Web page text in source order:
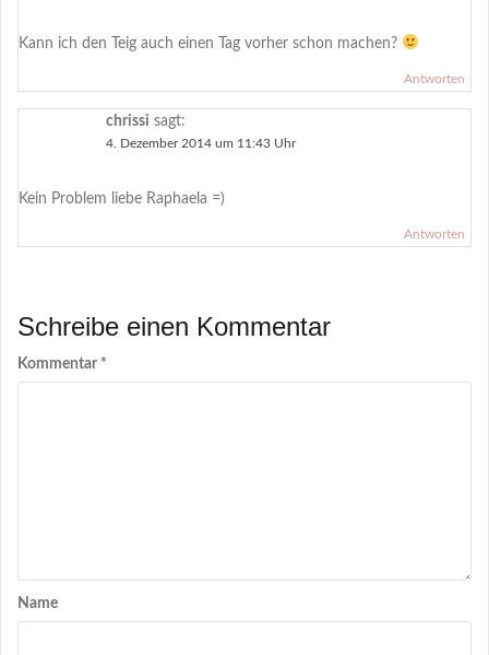
Kann ich den Teig auch einen Tag vorher schon machen?
Antworten
chrissi sagt:
4. Dezember 2014 um 11:43 Uhr
Kein Problem liebe Raphaela =)
Antworten
Schreibe einen Kommentar
Kommentar *
Name